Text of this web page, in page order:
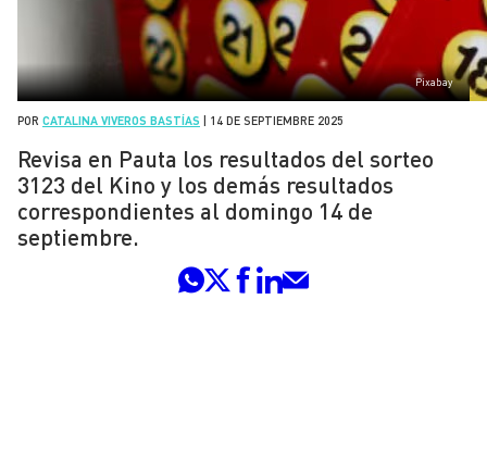
Pixabay
POR CATALINA VIVEROS BASTÍAS 14 DE SEPTIEMBRE 2025
Revisa en Pauta los resultados del sorteo
3123 del Kino y los demás resultados
correspondientes al domingo 14 de
septiembre.